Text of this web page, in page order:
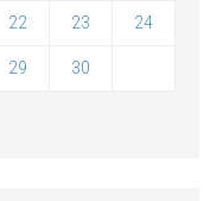
22 23 24
29 30